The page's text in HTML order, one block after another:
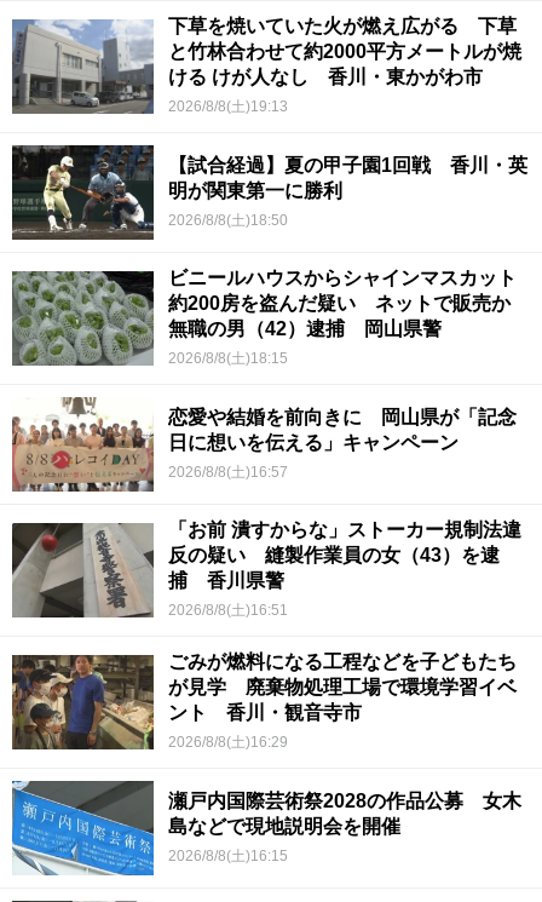
下草を焼いていた火が燃え広がる 下草
と竹林合わせて約2000平方メートルが焼
ける けが人なし 香川・東かがわ市
2026/8/8(土)19:13
【試合経過】夏の甲子園1回戦 香川・英
明が関東第一に勝利
2026/8/8(土)18:50
ビニールハウスからシャインマスカット
約200房を盗んだ疑い ネットで販売か
無職の男（42）逮捕 岡山県警
2026/8/8(土)18:15
恋愛や結婚を前向きに 岡山県が「記念
日に想いを伝える」キャンペーン
2026/8/8(土)16:57
「お前 潰すからな」ストーカー規制法違
反の疑い 縫製作業員の女（43）を逮
捕 香川県警
2026/8/8(土)16:51
ごみが燃料になる工程などを子どもたち
が見学 廃棄物処理工場で環境学習イベ
ント 香川・観音寺市
2026/8/8(土)16:29
瀬戸内国際芸術祭2028の作品公募 女木
島などで現地説明会を開催
2026/8/8(土)16:15